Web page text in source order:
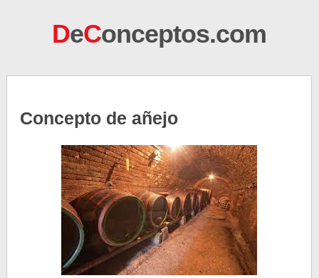
DeConceptos.com
Concepto de añejo